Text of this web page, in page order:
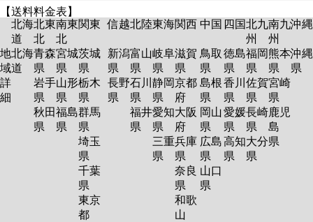
【送料料金表】
北海
道
北東
北
南東
北
関東 信越北陸東海関西 中国 四国北九
州
南九
州
沖縄
地
域
詳
細
北海
道
青森
県
岩手
県
秋田
県
宮城
県
山形
県
福島
県
茨城
県
栃木
県
群馬
県
埼玉
県
千葉
県
東京
都
新潟
県
長野
県
富山
県
石川
県
福井
県
岐阜
県
静岡
県
愛知
県
三重
県
滋賀
県
京都
府
大阪
府
兵庫
県
奈良
県
和歌
山
鳥取
県
島根
県
岡山
県
広島
県
山口
県
徳島
県
香川
県
愛媛
県
高知
県
福岡
県
佐賀
県
長崎
県
大分
県
熊本
県
宮崎
県
鹿児
島
県
沖縄
県